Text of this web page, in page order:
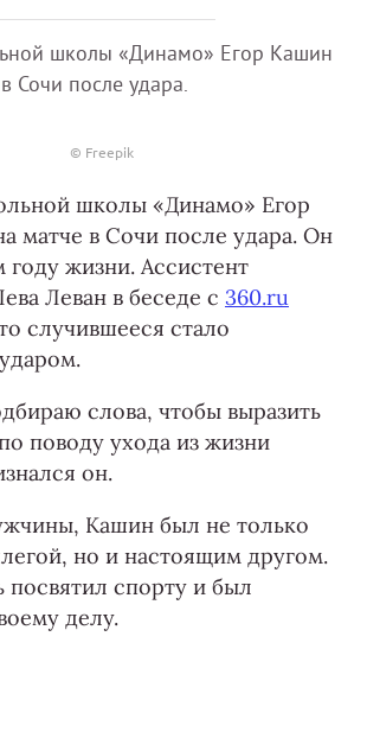
школы «Динамо» Егор Кашин
Сочи после удара.
© Freepik
школы «Динамо» Егор
матче в Сочи после удара. Он
году жизни. Ассистент
Леван в беседе с 360.ru
случившееся стало
слова, чтобы выразить
поводу ухода из жизни
он.
Кашин был не только
но и настоящим другом.
спорту и был
делу.